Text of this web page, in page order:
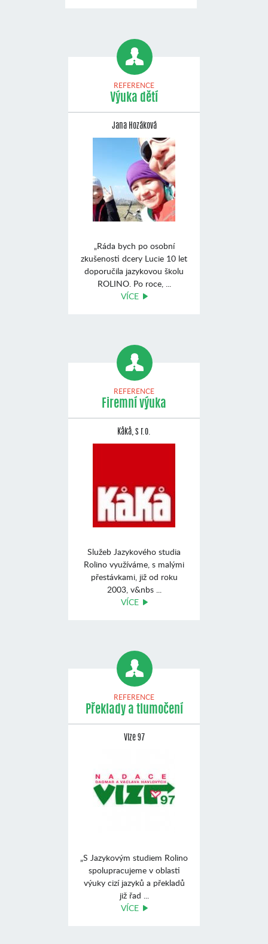
REFERENCE
Výuka dětí
Jana Hozáková
„Ráda bych po osobní
zkušenosti dcery Lucie 10 let
doporučila jazykovou školu
ROLINO. Po roce, ...
VÍCE
REFERENCE
Firemní výuka
Kåkå, s r.o.
Služeb Jazykového studia
Rolino využíváme, s malými
přestávkami, již od roku
2003, v&nbs ...
VÍCE
REFERENCE
Překlady a tlumočení
Vize 97
„S Jazykovým studiem Rolino
spolupracujeme v oblasti
výuky cizí jazyků a překladů
již řad ...
VÍCE